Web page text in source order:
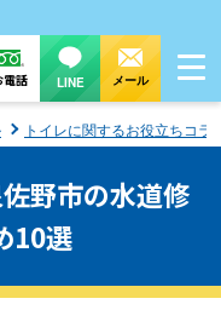
電話 LINE メール
トイレに関するお役立ちコラ
野市の水道修
10選